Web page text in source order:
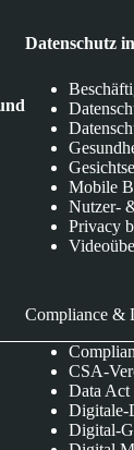
Datenschutz
Mobile
Nutzer-
Privacy
Compliance &
CSA-
Data Act
Digitale-
Digital-